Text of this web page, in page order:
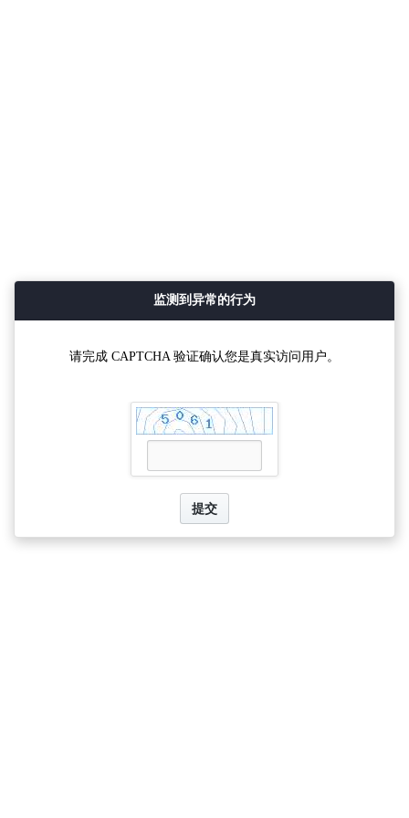
监测到异常的行为
请完成 CAPTCHA 验证确认您是真实访问用户。